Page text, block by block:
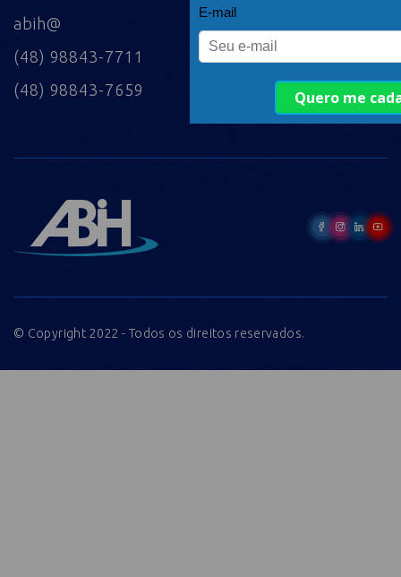
abih@
(48) 98843-7711
(48) 98843-7659
© Copyright 2022 - Todos os direitos reservados.